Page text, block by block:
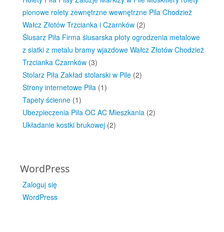
pionowe rolety zewnętrzne wewnętrzne Pila Chodzież
Wałcz Złotów Trzcianka i Czarnków (2)
Ślusarz Piła Firma ślusarska płoty ogrodzenia metalowe
z siatki z metalu bramy wjazdowe Wałcz Złotów Chodzież
Trzcianka Czarnków (3)
Stolarz Piła Zakład stolarski w Pile (2)
Strony internetowe Piła (1)
Tapety ścienne (1)
Ubezpieczenia Piła OC AC Mieszkania (2)
Układanie kostki brukowej (2)
WordPress
Zaloguj się
WordPress